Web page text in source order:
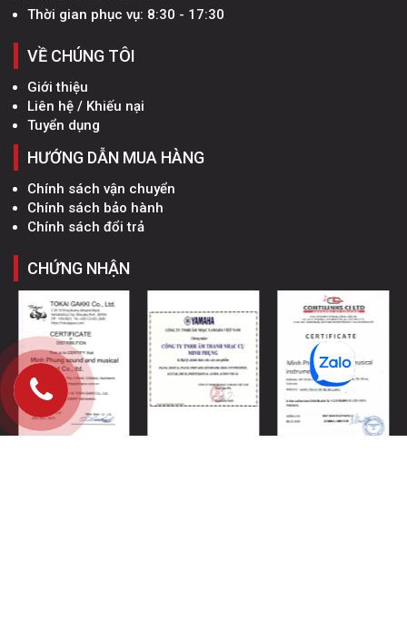
Thời gian phục vụ: 8:30 - 17:30
VỀ CHÚNG TÔI
Giới thiệu
Liên hệ / Khiếu nại
Tuyển dụng
HƯỚNG DẪN MUA HÀNG
Chính sách vận chuyển
Chính sách bảo hành
Chính sách đổi trả
CHỨNG NHẬN